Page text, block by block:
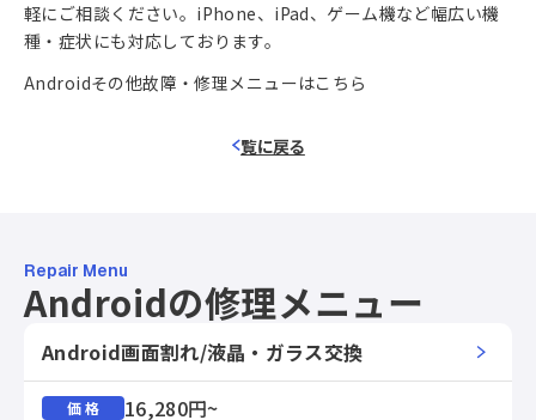
軽にご相談ください。iPhone、iPad、ゲーム機など幅広い機
種・症状にも対応しております。
Androidその他故障・修理メニューはこちら
覧に戻る
Repair Menu
Androidの修理メニュー
Android画面割れ/液晶・ガラス交換
価 格 16,280円~